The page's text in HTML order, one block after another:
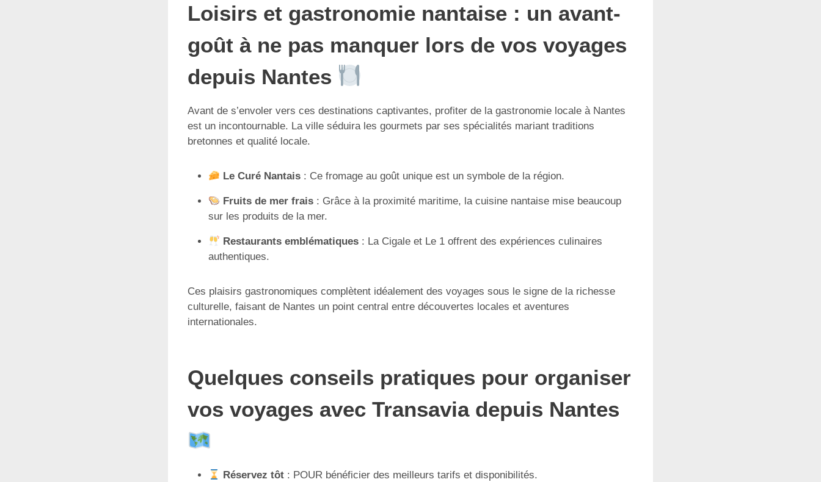
Loisirs et gastronomie nantaise : un avant-
goût à ne pas manquer lors de vos voyages
depuis Nantes
Avant de s’envoler vers ces destinations captivantes, profiter de la gastronomie locale à Nantes
est un incontournable. La ville séduira les gourmets par ses spécialités mariant traditions
bretonnes et qualité locale.
Le Curé Nantais : Ce fromage au goût unique est un symbole de la région.
Fruits de mer frais : Grâce à la proximité maritime, la cuisine nantaise mise beaucoup
sur les produits de la mer.
Restaurants emblématiques : La Cigale et Le 1 offrent des expériences culinaires
authentiques.
Ces plaisirs gastronomiques complètent idéalement des voyages sous le signe de la richesse
culturelle, faisant de Nantes un point central entre découvertes locales et aventures
internationales.
Quelques conseils pratiques pour organiser
vos voyages avec Transavia depuis Nantes
Réservez tôt : POUR bénéficier des meilleurs tarifs et disponibilités.